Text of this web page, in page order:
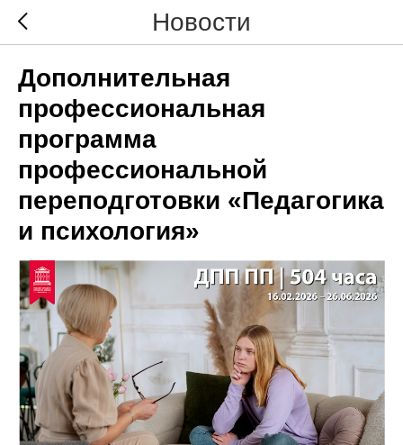
Новости
Дополнительная
профессиональная
программа
профессиональной
переподготовки «Педагогика
и психология»